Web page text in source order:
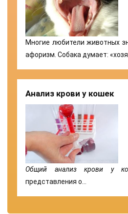
Многие любители животных
афоризм. Собака думает:
Анализ крови у кошек
Общий анализ крови у
представления о…